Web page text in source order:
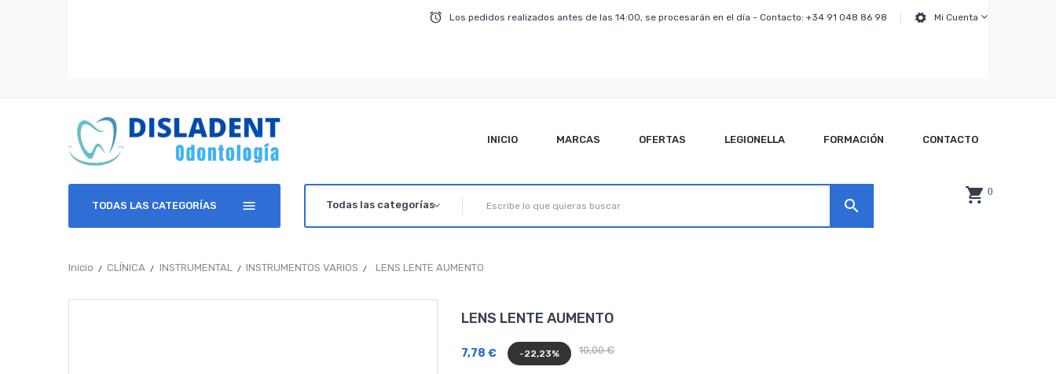
Mi Cuenta
Los pedidos realizados antes de las 14:00, se procesarán en el día - Contacto: +34 91 048 86 98
INICIO MARCAS OFERTAS LEGIONELLA FORMACIÓN CONTACTO
TODAS LAS CATEGORÍAS
0
search
Inicio CLÍNICA INSTRUMENTAL INSTRUMENTOS VARIOS LENS LENTE AUMENTO
LENS LENTE AUMENTO
10,00 €
7,78 € -22,23%